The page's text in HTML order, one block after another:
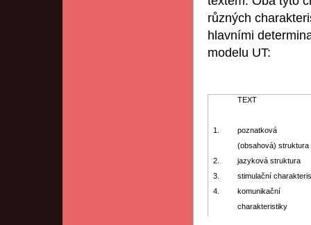
různých
hlavními
modelu UT:
TEXT
1.
poznatková
(obsahová) struktura
2.
jazyková struktura
3.
stimulační
4.
komunikační
charakteristiky